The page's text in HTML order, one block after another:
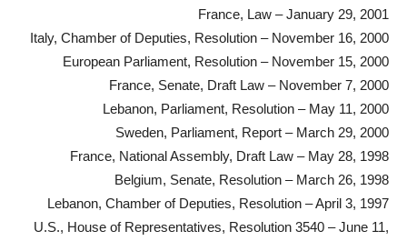
France, Law – January 29, 2001
Italy, Chamber of Deputies, Resolution – November 16, 2000
European Parliament, Resolution – November 15, 2000
France, Senate, Draft Law – November 7, 2000
Lebanon, Parliament, Resolution – May 11, 2000
Sweden, Parliament, Report – March 29, 2000
France, National Assembly, Draft Law – May 28, 1998
Belgium, Senate, Resolution – March 26, 1998
Lebanon, Chamber of Deputies, Resolution – April 3, 1997
U.S., House of Representatives, Resolution 3540 – June 11,